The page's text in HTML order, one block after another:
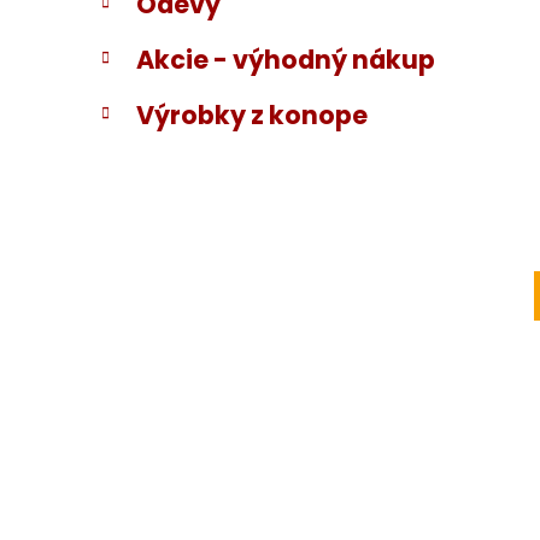
Akcie - výhodný nákup
Výrobky z konope